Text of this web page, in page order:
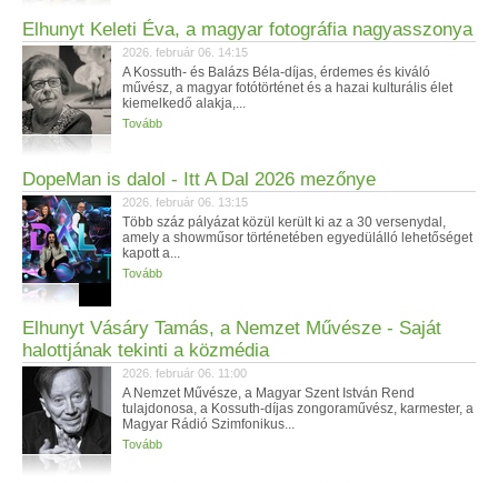
Elhunyt Keleti Éva, a magyar fotográfia nagyasszonya
2026. február 06. 14:15
A Kossuth- és Balázs Béla-díjas, érdemes és kiváló
művész, a magyar fotótörténet és a hazai kulturális élet
kiemelkedő alakja,...
Tovább
DopeMan is dalol - Itt A Dal 2026 mezőnye
2026. február 06. 13:15
Több száz pályázat közül került ki az a 30 versenydal,
amely a showműsor történetében egyedülálló lehetőséget
kapott a...
Tovább
Elhunyt Vásáry Tamás, a Nemzet Művésze - Saját
halottjának tekinti a közmédia
2026. február 06. 11:00
A Nemzet Művésze, a Magyar Szent István Rend
tulajdonosa, a Kossuth-díjas zongoraművész, karmester, a
Magyar Rádió Szimfonikus...
Tovább